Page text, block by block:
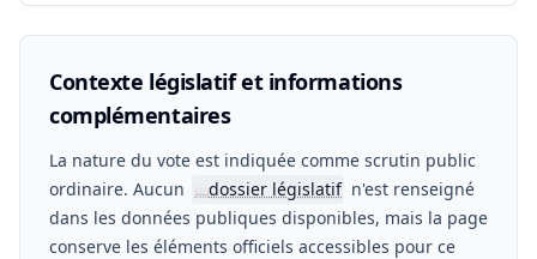
Contexte législatif et informations
complémentaires
La nature du vote est indiquée comme scrutin public
ordinaire. Aucun
📖dossier législatif n'est renseigné
dans les données publiques disponibles, mais la page
conserve les éléments officiels accessibles pour ce